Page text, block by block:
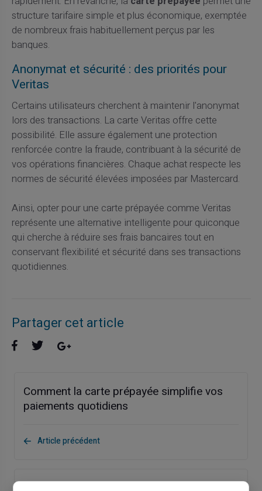
structure tarifaire simple et plus économique, exemptée
de nombreux frais habituellement perçus par les
banques.
Anonymat et sécurité : des priorités pour
Veritas
Certains utilisateurs cherchent à maintenir l'anonymat
lors des transactions. La carte Veritas offre cette
possibilité. Elle assure également une protection
renforcée contre la fraude, contribuant à la sécurité de
vos opérations financières. Chaque achat respecte les
normes de sécurité élevées imposées par Mastercard.
Ainsi, opter pour une carte prépayée comme Veritas
représente une alternative intelligente pour quiconque
qui cherche à réduire ses frais bancaires tout en
conservant flexibilité et sécurité dans ses transactions
quotidiennes.
Partager cet article
Comment la carte prépayée simplifie vos
paiements quotidiens
Article précédent